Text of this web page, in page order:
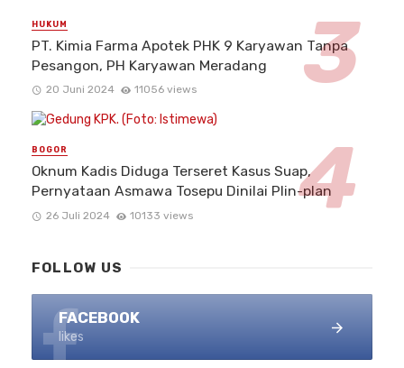
HUKUM
PT. Kimia Farma Apotek PHK 9 Karyawan Tanpa
Pesangon, PH Karyawan Meradang
20 Juni 2024 11056 views
BOGOR
Oknum Kadis Diduga Terseret Kasus Suap,
Pernyataan Asmawa Tosepu Dinilai Plin-plan
26 Juli 2024 10133 views
FOLLOW US
FACEBOOK
likes